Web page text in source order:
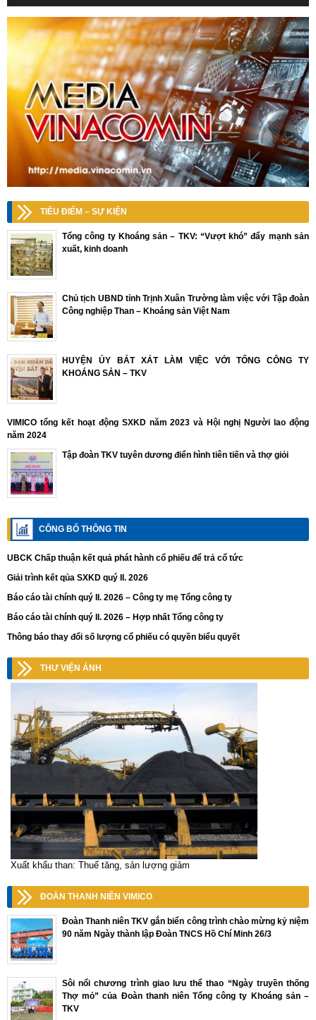
TIÊU ĐIỂM – SỰ KIỆN
Tổng công ty Khoáng sản – TKV: “Vượt khó” đẩy mạnh sản
xuất, kinh doanh
Chủ tịch UBND tỉnh Trịnh Xuân Trường làm việc với Tập đoàn
Công nghiệp Than – Khoáng sản Việt Nam
HUYỆN ỦY BÁT XÁT LÀM VIỆC VỚI TỔNG CÔNG TY
KHOÁNG SẢN – TKV
VIMICO tổng kết hoạt động SXKD năm 2023 và Hội nghị Người lao động
năm 2024
Tập đoàn TKV tuyên dương điển hình tiên tiến và thợ giỏi
CÔNG BỐ THÔNG TIN
UBCK Chấp thuận kết quả phát hành cổ phiếu để trả cổ tức
Giải trình kết qủa SXKD quý II. 2026
Báo cáo tài chính quý II. 2026 – Công ty mẹ Tổng công ty
Báo cáo tài chính quý II. 2026 – Hợp nhất Tổng công ty
Thông báo thay đổi số lượng cổ phiếu có quyền biểu quyết
THƯ VIỆN ẢNH
Xuất khẩu than: Thuế tăng, sản lượng giảm
ĐOÀN THANH NIÊN VIMICO
Đoàn Thanh niên TKV gắn biển công trình chào mừng kỷ niệm
90 năm Ngày thành lập Đoàn TNCS Hồ Chí Minh 26/3
Sôi nổi chương trình giao lưu thể thao “Ngày truyền thống
Thợ mỏ” của Đoàn thanh niên Tổng công ty Khoáng sản –
TKV